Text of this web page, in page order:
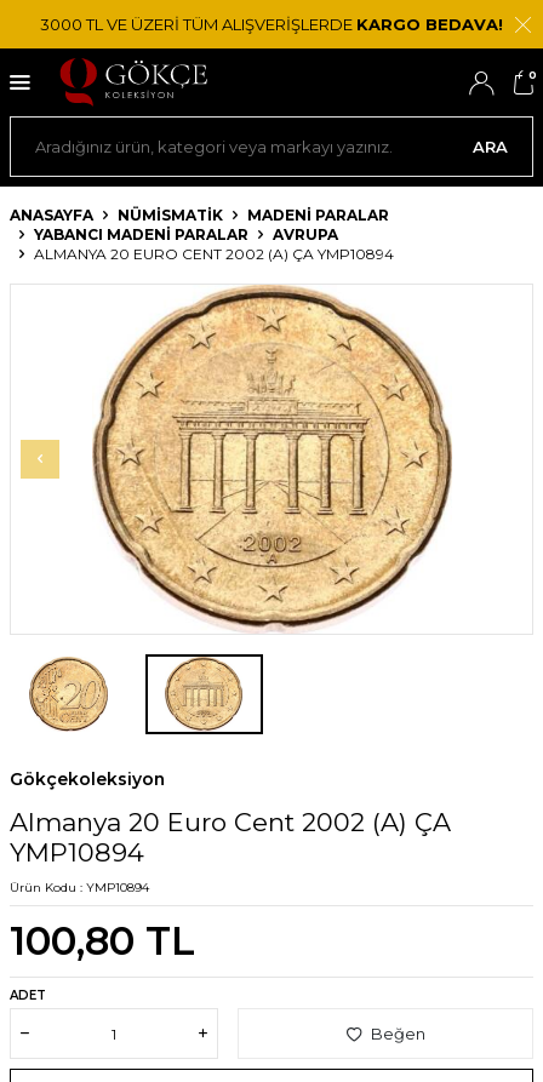
3000 TL VE ÜZERİ TÜM ALIŞVERİŞLERDE KARGO BEDAVA!
ARA
0
ANASAYFA NÜMİSMATİK
MADENI PARALAR
YABANCI MADENI PARALAR
AVRUPA
ALMANYA 20 EURO CENT 2002 (A) ÇA YMP10894
Gökçekoleksiyon
Almanya 20 Euro Cent 2002 (A) ÇA
YMP10894
Ürün Kodu : YMP10894
100,80 TL
ADET
Beğen